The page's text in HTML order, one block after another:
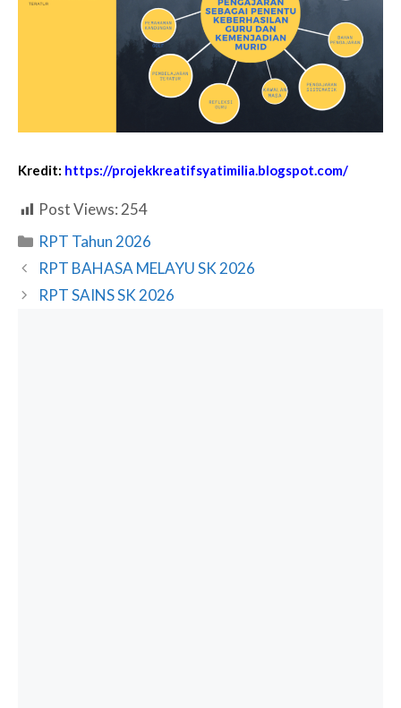
Kredit: https://projekkreatifsyatimilia.blogspot.com/
Post Views: 254
Categories
RPT Tahun 2026
RPT BAHASA MELAYU SK 2026
RPT SAINS SK 2026